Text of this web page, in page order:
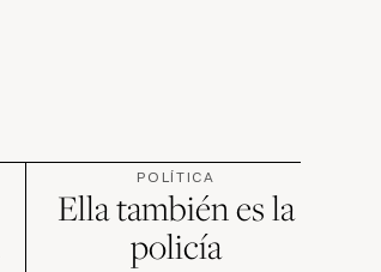
POLÍTICA
Ella también es la
policía